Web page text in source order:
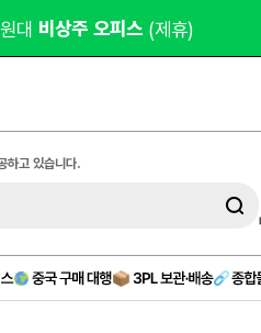
까지 무료 제작 (AD)
하고 있습니다.